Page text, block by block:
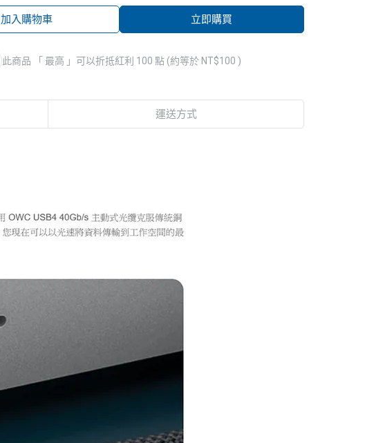
加入購物車 立即購買
此商品 「 最高 」可以折抵紅利 100 點 (約等於 NT$100 )
運送方式